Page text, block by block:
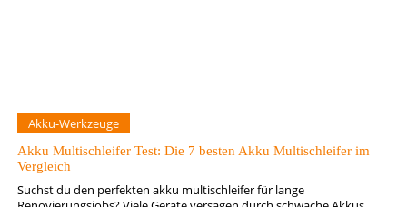
Akku-Werkzeuge
Akku Multischleifer Test: Die 7 besten Akku Multischleifer im
Vergleich
Suchst du den perfekten akku multischleifer für lange